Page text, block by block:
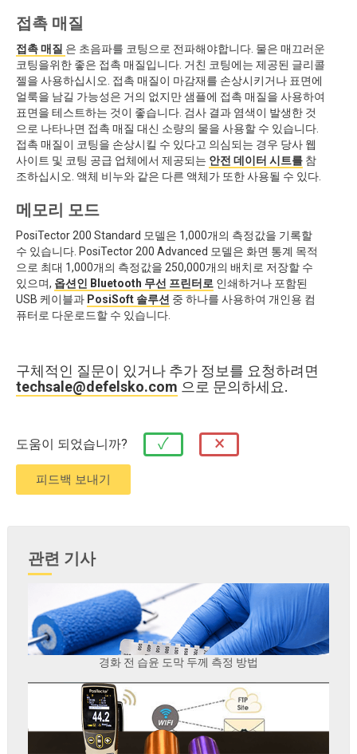
접촉 매질
접촉 매질 은 초음파를 코팅으로 전파해야합니다. 물은 매끄러운
코팅을위한 좋은 접촉 매질입니다. 거친 코팅에는 제공된 글리콜
젤을 사용하십시오. 접촉 매질이 마감재를 손상시키거나 표면에
얼룩을 남길 가능성은 거의 없지만 샘플에 접촉 매질을 사용하여
표면을 테스트하는 것이 좋습니다. 검사 결과 염색이 발생한 것
으로 나타나면 접촉 매질 대신 소량의 물을 사용할 수 있습니다.
접촉 매질이 코팅을 손상시킬 수 있다고 의심되는 경우 당사 웹
사이트 및 코팅 공급 업체에서 제공되는 안전 데이터 시트를 참
조하십시오. 액체 비누와 같은 다른 액체가 또한 사용될 수 있다.
메모리 모드
PosiTector 200 Standard 모델은 1,000개의 측정값을 기록할
수 있습니다. PosiTector 200 Advanced 모델은 화면 통계 목적
으로 최대 1,000개의 측정값을 250,000개의 배치로 저장할 수
있으며, 옵션인 Bluetooth 무선 프린터로 인쇄하거나 포함된
USB 케이블과 PosiSoft 솔루션 중 하나를 사용하여 개인용 컴
퓨터로 다운로드할 수 있습니다.
구체적인 질문이 있거나 추가 정보를 요청하려면
techsale@defelsko.com 으로 문의하세요.
도움이 되었습니까? ✓ ×
관련 기사
경화 전 습윤 도막 두께 측정 방법